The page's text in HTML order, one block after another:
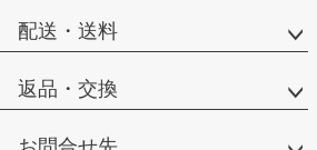
配送・送料
返品・交換